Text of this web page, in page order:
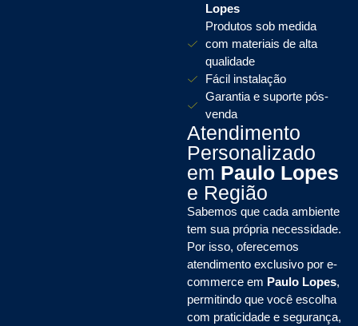
Lopes
Produtos sob medida
com materiais de alta
qualidade
Fácil instalação
Garantia e suporte pós-
venda
Atendimento
Personalizado
em Paulo Lopes
e Região
Sabemos que cada ambiente
tem sua própria necessidade.
Por isso, oferecemos
atendimento exclusivo por e-
commerce em Paulo Lopes,
permitindo que você escolha
com praticidade e segurança,